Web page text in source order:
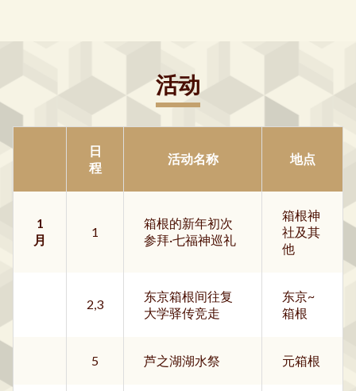
活动
日
程
活动名称 地点
1
月
1
箱根的新年初次
参拜·七福神巡礼
箱根神
社及其
他
2,3
东京箱根间往复
大学驿传竞走
东京~
箱根
5 芦之湖湖水祭 元箱根